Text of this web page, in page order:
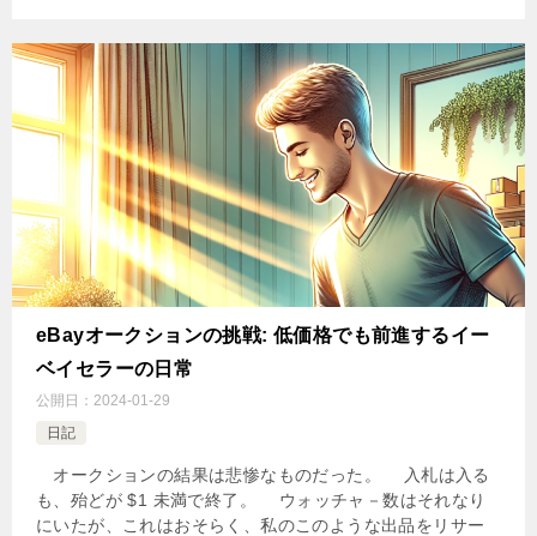
eBayオークションの挑戦: 低価格でも前進するイー
ベイセラーの日常
公開日： 2024-01-29
日記
オークションの結果は悲惨なものだった。 入札は入る
も、殆どが $1 未満で終了。 ウォッチャ－数はそれなり
にいたが、これはおそらく、私のこのような出品をリサー